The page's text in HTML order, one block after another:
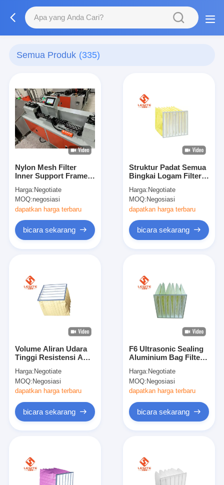
Semua Produk (335)
Nylon Mesh Filter
Inner Support Frame
Menghemat Energi
Dan Perlindungan
Lingkungan
Harga: Negotiate
MOQ:negosiasi
dapatkan harga terbaru
bicara sekarang
Struktur Padat Semua
Bingkai Logam Filter
500mm, Filter Hepa 14
Harga: Negotiate
MOQ: Negosiasi
dapatkan harga terbaru
bicara sekarang
Volume Aliran Udara
Tinggi Resistensi Awal
Sejati 0,1 Mikron
Harga: Negotiate
MOQ:Negosiasi
dapatkan harga terbaru
bicara sekarang
F6 Ultrasonic Sealing
Aluminium Bag Filter
Panjang
Harga: Negotiate
MOQ:Negosiasi
dapatkan harga terbaru
bicara sekarang